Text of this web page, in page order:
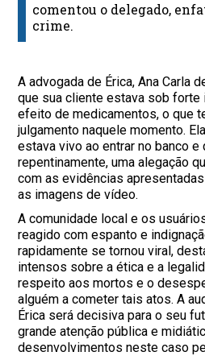
comentou o delegado,
crime.
A advogada de Érica, Ana Carla
que sua cliente estava sob forte
efeito de medicamentos, o que
julgamento naquele momento.
estava vivo ao entrar no banco e
repentinamente, uma alegação
com as evidências
as imagens de vídeo.
A comunidade local e os
reagido com espanto e
rapidamente se tornou viral,
intensos sobre a ética e a
respeito aos mortos e o
alguém a cometer tais atos. A
Érica será decisiva para o seu
grande atenção pública e
desenvolvimentos neste caso